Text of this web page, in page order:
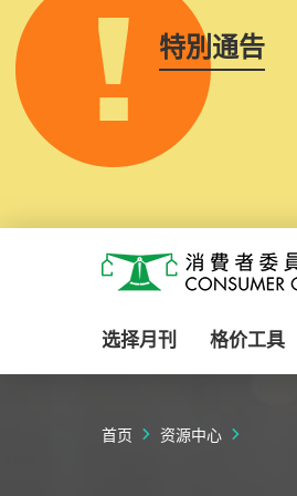
特別通告
消费者委员会
选择月刊 格价工具
首页 资源中心